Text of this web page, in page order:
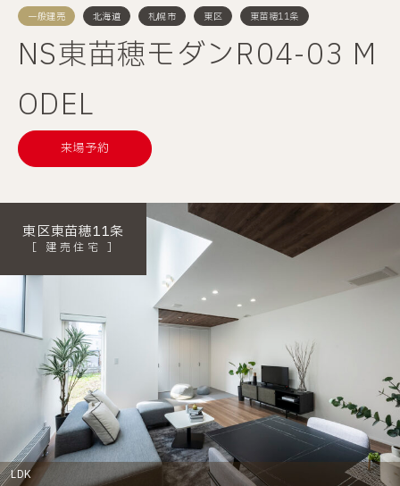
一般建売 北海道 札幌市 東区 東苗穂11条
NS東苗穂モダンR04-03 M
ODEL
来場予約
東区東苗穂11条
［ 建売住宅 ］
LDK
和室
ウォークインクローゼット
2階洋室
2way玄関
来客用と家族用と分けることができる2way玄関には、ハンガーパイプもありコートなど
シューズクローゼット
回遊動線
食洗機付きのキッチン
デスクカウンター